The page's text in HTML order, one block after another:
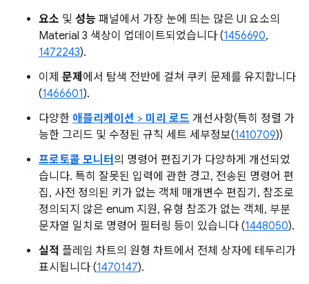
요소 및 성능 패널에서 가장 눈에 띄는 많은 UI 요소의
Material 3 색상이 업데이트되었습니다 (1456690,
1472243).
이제 문제 에서 탐색 전반에 걸쳐 쿠키 문제를 유지합니다
(1466601).
다양한 애플리케이션 > 미리 로드 개선사항(특히 정렬 가
능한 그리드 및 수정된 규칙 세트 세부정보(1410709))
프로토콜 모니터 의 명령어 편집기가 다양하게 개선되었
습니다. 특히 잘못된 입력에 관한 경고, 전송된 명령어 편
집, 사전 정의된 키가 없는 객체 매개변수 편집기, 참조로
정의되지 않은 enum 지원, 유형 참조가 없는 객체, 부분
문자열 일치로 명령어 필터링 등이 있습니다 (1448050).
실적 플레임 차트의 원형 차트에서 전체 상자에 테두리가
표시됩니다 (1470147).